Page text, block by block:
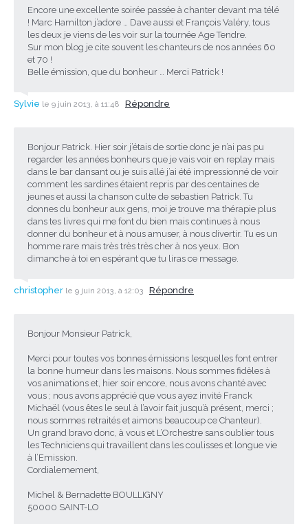
Encore une excellente soirée passée à chanter devant ma télé
! Marc Hamilton j’adore … Dave aussi et François Valéry, tous
les deux je viens de les voir sur la tournée Age Tendre.
Sur mon blog je cite souvent les chanteurs de nos années 60
et 70 !
Belle émission, que du bonheur … Merci Patrick !
Sylvie le 9 juin 2013, à 11:48 Répondre
Bonjour Patrick. Hier soir j’étais de sortie donc je n’ai pas pu
regarder les années bonheurs que je vais voir en replay mais
dans le bar dansant ou je suis allé j’ai été impressionné de voir
comment les sardines étaient repris par des centaines de
jeunes et aussi la chanson culte de sebastien Patrick. Tu
donnes du bonheur aux gens, moi je trouve ma thérapie plus
dans tes livres qui me font du bien mais continues à nous
donner du bonheur et à nous amuser, à nous divertir. Tu es un
homme rare mais très très très cher à nos yeux. Bon
dimanche à toi en espérant que tu liras ce message.
christopher le 9 juin 2013, à 12:03 Répondre
Bonjour Monsieur Patrick,
Merci pour toutes vos bonnes émissions lesquelles font entrer
la bonne humeur dans les maisons. Nous sommes fidèles à
vos animations et, hier soir encore, nous avons chanté avec
vous ; nous avons apprécié que vous ayez invité Franck
Michaël (vous êtes le seul à l’avoir fait jusqu’à présent, merci ;
nous sommes retraités et aimons beaucoup ce Chanteur).
Un grand bravo donc, à vous et L’Orchestre sans oublier tous
les Techniciens qui travaillent dans les coulisses et longue vie
à l’Emission.
Cordialemement,
Michel & Bernadette BOULLIGNY
50000 SAINT-LO